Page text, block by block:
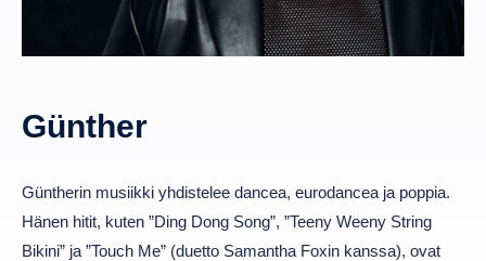
Günther
Güntherin musiikki yhdistelee dancea, eurodancea ja poppia.
Hänen hitit, kuten ”Ding Dong Song”, ”Teeny Weeny String
Bikini” ja ”Touch Me” (duetto Samantha Foxin kanssa), ovat